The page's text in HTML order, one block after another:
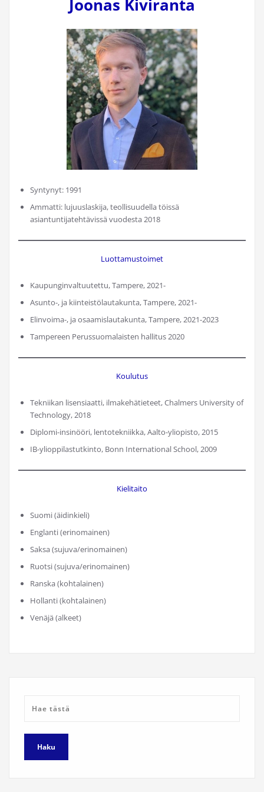
Joonas Kiviranta
Syntynyt: 1991
Ammatti: lujuuslaskija, teollisuudella töissä
asiantuntijatehtävissä vuodesta 2018
Luottamustoimet
Kaupunginvaltuutettu, Tampere, 2021-
Asunto-, ja kiinteistölautakunta, Tampere, 2021-
Elinvoima-, ja osaamislautakunta, Tampere, 2021-2023
Tampereen Perussuomalaisten hallitus 2020
Koulutus
Tekniikan lisensiaatti, ilmakehätieteet, Chalmers University of
Technology, 2018
Diplomi-insinööri, lentotekniikka, Aalto-yliopisto, 2015
IB-ylioppilastutkinto, Bonn International School, 2009
Kielitaito
Suomi (äidinkieli)
Englanti (erinomainen)
Saksa (sujuva/erinomainen)
Ruotsi (sujuva/erinomainen)
Ranska (kohtalainen)
Hollanti (kohtalainen)
Venäjä (alkeet)